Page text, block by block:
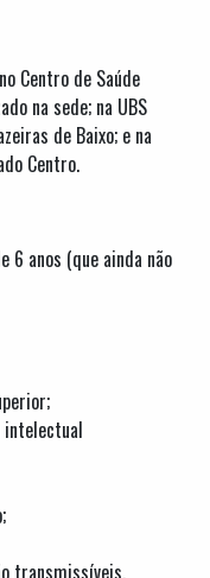
Centro de Saúde
na sede; na UBS
de Baixo; e na
Centro.
6 anos (que ainda não
intelectual
transmissíveis.